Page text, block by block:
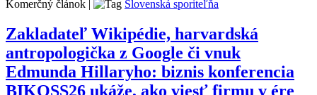
Komerčný článok | Slovenská sporiteľňa
Zakladateľ Wikipédie, harvardská
antropologička z Google či vnuk
Edmunda Hillaryho: biznis konferencia
BIKOSS26 ukáže, ako viesť firmu v ére